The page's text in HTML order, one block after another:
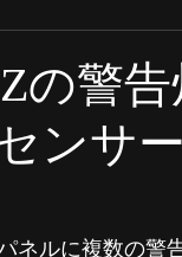
ム 町田、相模
金塗装 フォル
の警
ンサ
ネルに複数の警